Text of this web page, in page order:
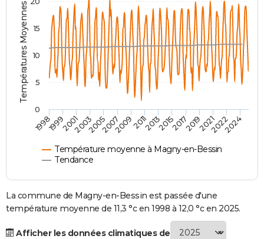
Destinations
City break
Voyage nature
Voyage de noces
Forum
Climat
PHOTO
GUIDES D'ACHAT
BONS PLANS
CARTE DE VOEUX
Carte de Noël
Carte Bonne année
Carte Saint-Valentin
Carte Pâques
Carte d'anniversaire
DICTIONNAIRE
Dictionnaire
Biographies
Citations
Expressions
Proverbes
PROGRAMME TV
COPAINS D'AVANT
S'inscrire
Se connecter
Lycées
Collèges
Primaires
Universités
Entreprises
Service militaire
Avis de recherche
AVIS DE DÉCÈS
FORUM
Températures Moyennes ( °C )
Température moyenne à Magny-en-Bessin
Tendance
199819992001200320052007200920112013201520172019202120222024
0
5
10
15
La commune de Magny-en-Bessin est passée d'une
température moyenne de 11,3 °c en 1998 à 12,0 °c en 2025.
Afficher les données climatiques de